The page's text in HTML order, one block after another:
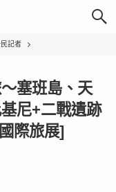
記者
塞班島、天
尼+二戰遺跡
際旅展]